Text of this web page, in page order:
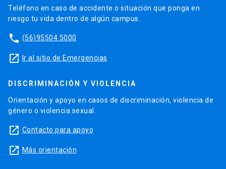
Teléfono en caso de accidente o situación que ponga en
riesgo tu vida dentro de algún campus.
phone (56)95504 5000
launch Ir al sitio de Emergencias
DISCRIMINACIÓN Y VIOLENCIA
Orientación y apoyo en casos de discriminación, violencia de
género o violencia sexual.
launch Contacto para apoyo
launch Más orientación